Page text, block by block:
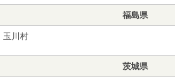
福島県
玉川村
茨城県